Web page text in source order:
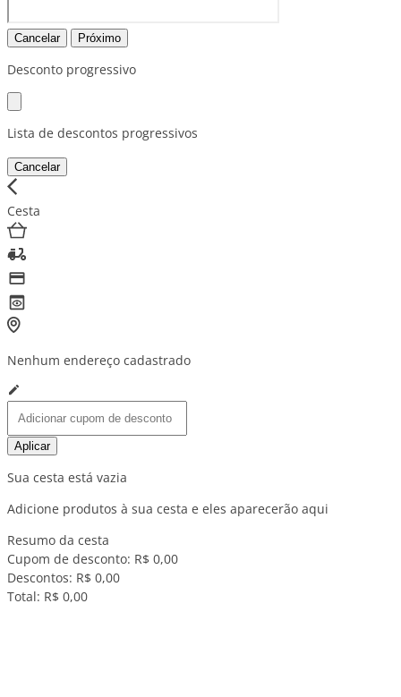
Cancelar Próximo
Desconto progressivo
Lista de descontos progressivos
Cancelar
Cesta
Nenhum endereço cadastrado
Aplicar
Sua cesta está vazia
Adicione produtos à sua cesta e eles aparecerão aqui
Resumo da cesta
Cupom de desconto: R$ 0,00
Descontos: R$ 0,00
Total: R$ 0,00